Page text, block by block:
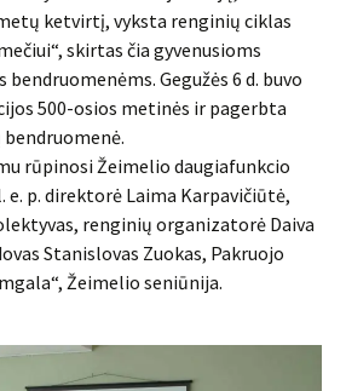
ketvirtį, vyksta renginių ciklas
skirtas čia gyvenusioms
Gegužės 6 d. buvo
500-osios metinės ir pagerbta
rūpinosi Žeimelio daugiafunkcio
e. p. direktorė Laima Karpavičiūtė,
renginių organizatorė Daiva
Stanislovas Zuokas, Pakruojo
Žeimelio seniūnija.